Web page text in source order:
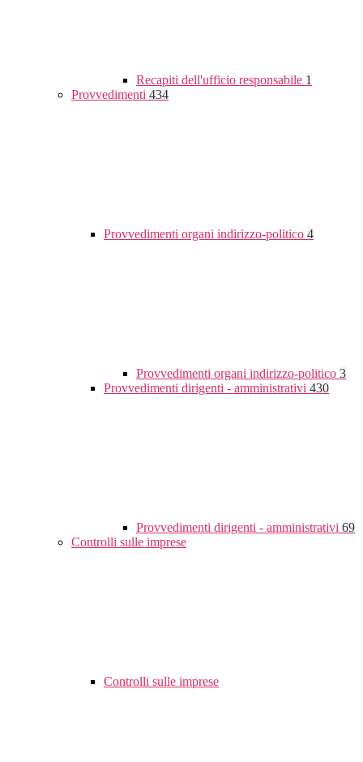
Recapiti dell'ufficio responsabile 1
Provvedimenti 434
Provvedimenti organi indirizzo-politico 4
Provvedimenti organi indirizzo-politico 3
Provvedimenti dirigenti - amministrativi 430
Provvedimenti dirigenti - amministrativi 69
Controlli sulle imprese
Controlli sulle imprese